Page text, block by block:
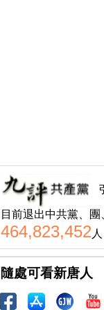
目前退出中共黨、團
464,823,452 人
隨處可看新唐人